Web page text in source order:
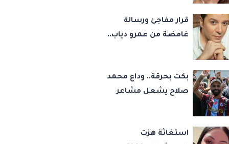
«حرب الفراولة»
قرار مفاجئ ورسالة
غامضة من عمرو دياب..
الموسيقيين
بكت بحرقة.. وداع محمد
صلاح يشعل مشاعر
إلى ناديه الجديد
استغاثة هزت